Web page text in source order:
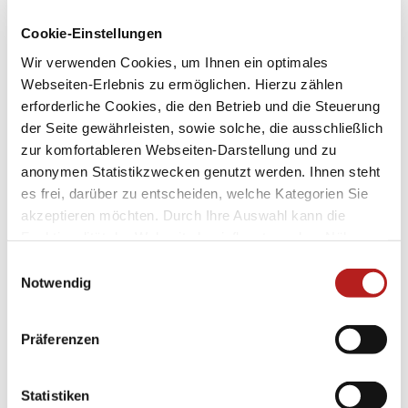
Cookie-Einstellungen
Wir verwenden Cookies, um Ihnen ein optimales
Webseiten-Erlebnis zu ermöglichen. Hierzu zählen
erforderliche Cookies, die den Betrieb und die Steuerung
der Seite gewährleisten, sowie solche, die ausschließlich
zur komfortableren Webseiten-Darstellung und zu
anonymen Statistikzwecken genutzt werden. Ihnen steht
es frei, darüber zu entscheiden, welche Kategorien Sie
akzeptieren möchten. Durch Ihre Auswahl kann die
Datenschutzbestimmungen.
Notwendig
Präferenzen
Statistiken
Öffnungszeiten
regionale Angebote
Barrierefrei
Klassifizierung
Ausstattung
Raucher